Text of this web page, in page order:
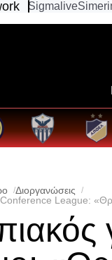
Sigmalive
Διοργανώσεις
League: